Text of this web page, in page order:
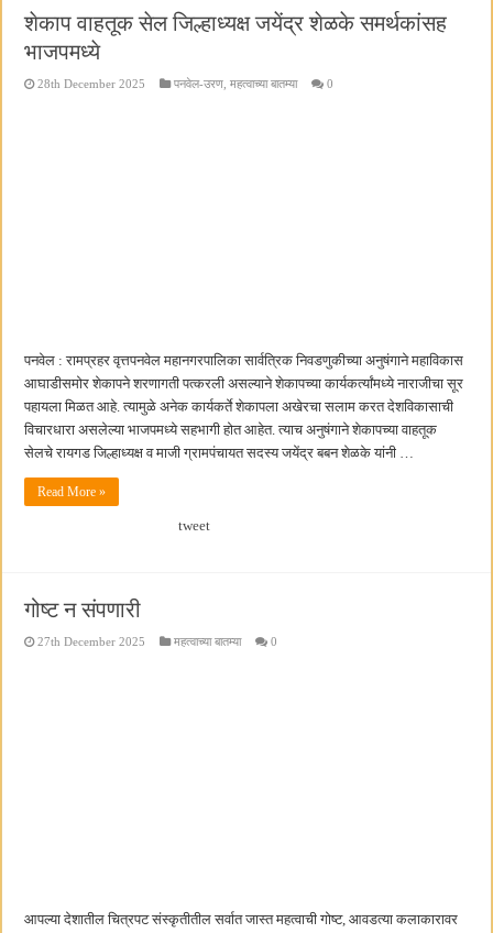
शेकाप वाहतूक सेल जिल्हाध्यक्ष जयेंद्र शेळके समर्थकांसह
भाजपमध्ये
28th December 2025 पनवेल-उरण ,महत्वाच्या बातम्या 0
पनवेल : रामप्रहर वृत्तपनवेल महानगरपालिका सार्वत्रिक निवडणुकीच्या अनुषंगाने महाविकास
आघाडीसमोर शेकापने शरणागती पत्करली असल्याने शेकापच्या कार्यकर्त्यांमध्ये नाराजीचा सूर
पहायला मिळत आहे. त्यामुळे अनेक कार्यकर्ते शेकापला अखेरचा सलाम करत देशविकासाची
विचारधारा असलेल्या भाजपमध्ये सहभागी होत आहेत. त्याच अनुषंगाने शेकापच्या वाहतूक
सेलचे रायगड जिल्हाध्यक्ष व माजी ग्रामपंचायत सदस्य जयेंद्र बबन शेळके यांनी …
Read More »
tweet
गोष्ट न संपणारी
27th December 2025 महत्वाच्या बातम्या 0
आपल्या देशातील चित्रपट संस्कृतीतील सर्वात जास्त महत्वाची गोष्ट, आवडत्या कलाकारावर